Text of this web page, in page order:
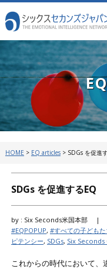
HOME > EQ articles> SDGs を促進
SDGs を促進するEQ
by : Six Seconds米国本部 |
#EQPOPUP, #すべての子どもた
ピテンシー, SDGs, Six
これからの時代において